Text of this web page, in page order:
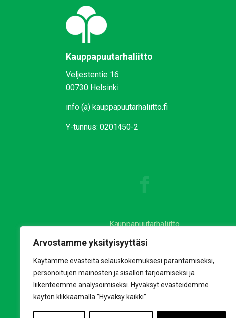
Arvostamme yksityisyyttäsi
Käytämme evästeitä selauskokemuksesi parantamiseksi,
personoitujen mainosten ja sisällön tarjoamiseksi ja
liikenteemme analysoimiseksi. Hyväksyt evästeidemme
käytön klikkaamalla ”Hyväksy kaikki”.
Kauppapuutarhaliitto
Veljestentie 16
00730 Helsinki
info (a) kauppapuutarhaliitto.fi
Y-tunnus: 0201450-2
Kauppapuutarhaliitto
Puutarha&Kauppa
Kauniistikotimainen
Puhtaastikotimainen